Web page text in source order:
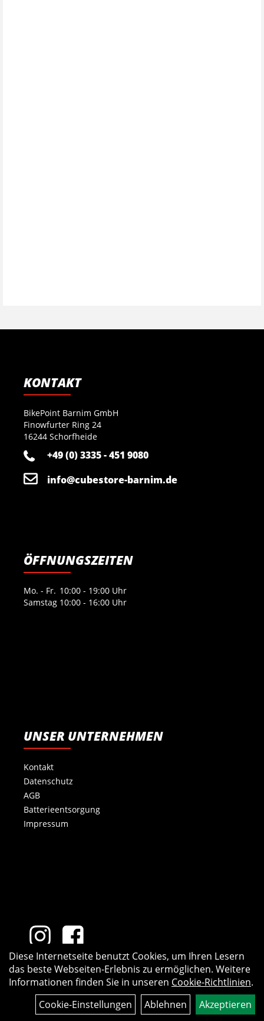
KONTAKT
BikePoint Barnim GmbH
Finowfurter Ring 24
16244 Schorfheide
+49 (0) 3335 - 451 9080
info@cubestore-barnim.de
ÖFFNUNGSZEITEN
Mo. - Fr. 10:00 - 19:00 Uhr
Samstag 10:00 - 16:00 Uhr
UNSER UNTERNEHMEN
Kontakt
Datenschutz
AGB
Batterieentsorgung
Impressum
Diese Internetseite benutzt Cookies, um Ihren Lesern
das beste Webseiten-Erlebnis zu ermöglichen. Weitere
Informationen finden Sie in unseren Cookie-Richtlinien.
Cookie-Einstellungen
Ablehnen Akzeptieren